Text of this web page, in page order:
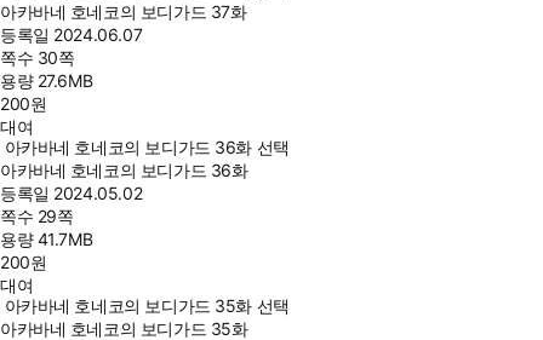
아카바네 호네코의 보디가드 37화
등록일 2024.06.07
쪽수 30쪽
용량 27.6MB
200원
대여
아카바네 호네코의 보디가드 36화 선택
아카바네 호네코의 보디가드 36화
등록일 2024.05.02
쪽수 29쪽
용량41.7MB
200원
대여
아카바네 호네코의 보디가드 35화 선택
아카바네 호네코의 보디가드 35화